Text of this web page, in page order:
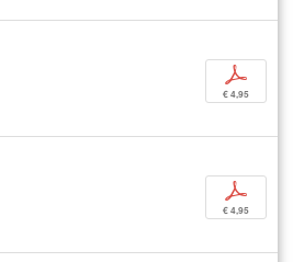
p
€ 4,95
p
€ 4,95